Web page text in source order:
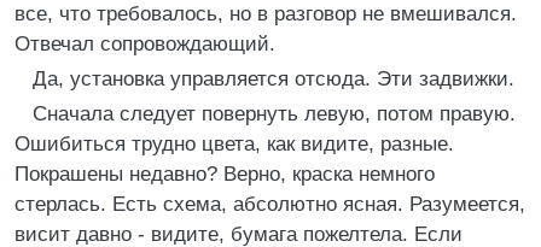
все, что требовалось, но в разговор не вмешивался.
Отвечал сопровождающий.
Да, установка управляется отсюда. Эти задвижки.
Сначала следует повернуть левую, потом правую.
Ошибиться трудно цвета, как видите, разные.
Покрашены недавно? Верно, краска немного
стерлась. Есть схема, абсолютно ясная. Разумеется,
висит давно - видите, бумага пожелтела. Если